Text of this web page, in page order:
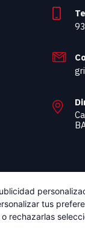
tus
rechazarlas